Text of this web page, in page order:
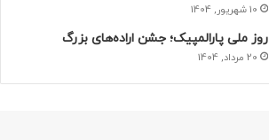
10 شهریور, 1404
روز ملی پارالمپیک؛ جشن اراده‌های بزرگ
20 مرداد, 1404